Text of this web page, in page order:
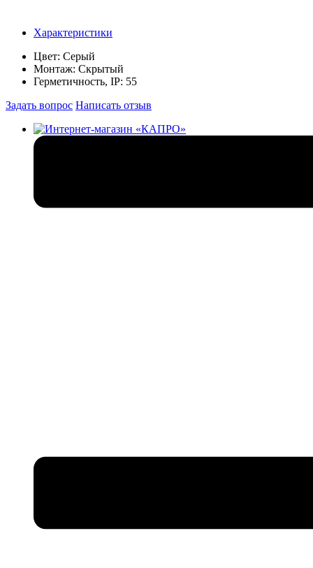
Характеристики
Цвет: Серый
Монтаж: Скрытый
Герметичность, IP: 55
Задать вопрос Написать отзыв